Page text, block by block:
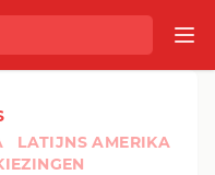
LATIJNS AMERIKA